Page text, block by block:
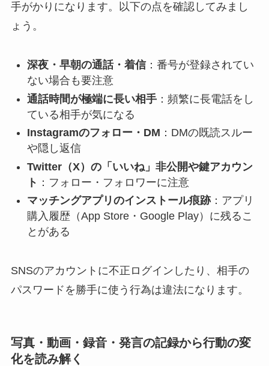
手がかりになります。以下の点を確認してみまし
ょう。
深夜・早朝の通話・着信：番号が登録されてい
ない場合も要注意
通話時間が極端に長い相手：頻繁に長電話をし
ている相手が気になる
Instagramのフォロー・DM ：DMの既読スルー
や隠し返信
Twitter（X）の「いいね」非公開や鍵アカウン
ト ：フォロー・フォロワーに注意
マッチングアプリのインストール痕跡：アプリ
購入履歴（App Store・Google Play）に残るこ
とがある
SNSのアカウントに不正ログインしたり、相手の
パスワードを勝手に使う行為は違法になります。
写真・動画・録音・発言の記録から行動の変
化を読み解く